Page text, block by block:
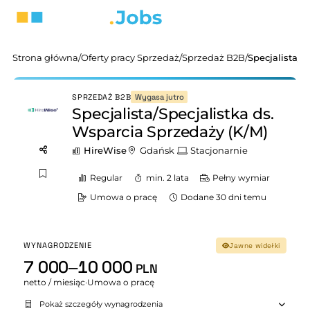
Strona główna/Oferty pracy Sprzedaż/Sprzedaż B2B/
SPRZEDAŻ B2B Wygasa jutro
Specjalista/Specjalistka ds.
Wsparcia Sprzedaży (K/M)
HireWise Gdańsk Stacjonarnie
Regular min. 2 lata
Pełny wymiar
Umowa o pracę
Dodane 30 dni temu
WYNAGRODZENIE Jawne widełki
7 000–10 000 PLN
netto / miesiąc·Umowa o pracę
Pokaż szczegóły wynagrodzenia